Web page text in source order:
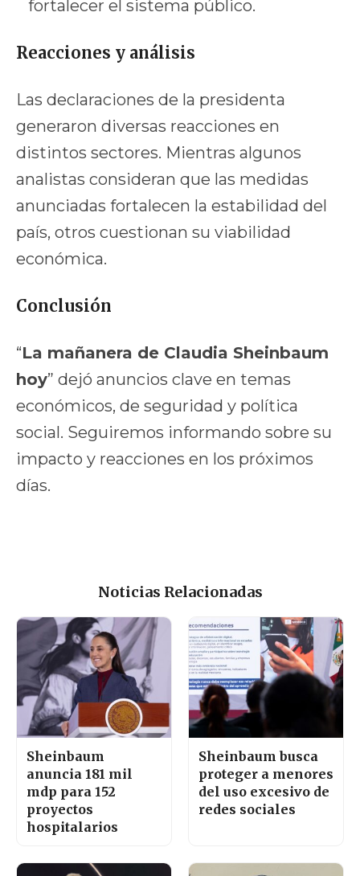
fortalecer el sistema público.
Reacciones y análisis
Las declaraciones de la presidenta
generaron diversas reacciones en
distintos sectores. Mientras algunos
analistas consideran que las medidas
anunciadas fortalecen la estabilidad del
país, otros cuestionan su viabilidad
económica.
Conclusión
“La mañanera de Claudia Sheinbaum
hoy” dejó anuncios clave en temas
económicos, de seguridad y política
social. Seguiremos informando sobre su
impacto y reacciones en los próximos
días.
Noticias Relacionadas
Sheinbaum
anuncia 181 mil
mdp para 152
proyectos
hospitalarios
Sheinbaum busca
proteger a menores
del uso excesivo de
redes sociales